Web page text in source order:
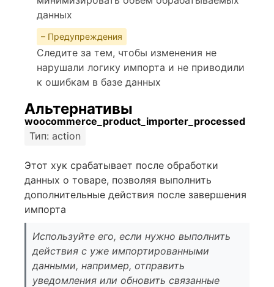
данных
– Предупреждения
Следите за тем, чтобы изменения не
нарушали логику импорта и не приводили
к ошибкам в базе данных
Альтернативы
woocommerce_product_importer_processed
Тип: action
Этот хук срабатывает после обработки
данных о товаре, позволяя выполнить
дополнительные действия после завершения
импорта
Используйте его, если нужно выполнить
действия с уже импортированными
данными, например, отправить
уведомления или обновить связанные